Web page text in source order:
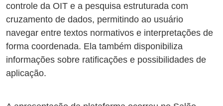
controle da OIT e a pesquisa estruturada com
cruzamento de dados, permitindo ao usuário
navegar entre textos normativos e interpretações de
forma coordenada. Ela também disponibiliza
informações sobre ratificações e possibilidades de
aplicação.